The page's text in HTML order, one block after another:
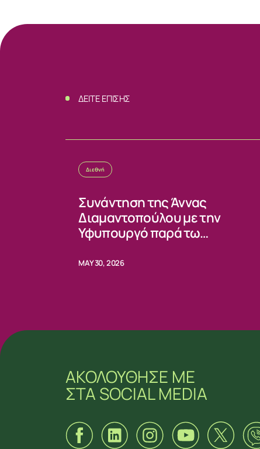
ΔΕΙΤΕ ΕΠΙΣΗΣ
Διεθνή
Συνάντηση της Άννας
Διαμαντοπούλου με την
Υφυπουργό παρά τω
MAY 30, 2026
ΑΚΟΛΟΥΘΗΣΕ ΜΕ
ΣΤΑ SOCIAL MEDIA